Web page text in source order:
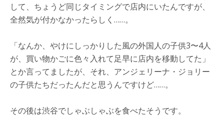
して、ちょうど同じタイミングで店内にいたんですが、
全然気が付かなかったらしく……。
「なんか、やけにしっかりした風の外国人の子供3〜4人
が、買い物かごに色々入れて足早に店内を移動してた」
とか言ってましたが、それ、アンジェリーナ・ジョリー
の子供たちだったんだと思うんですけど……。
その後は渋谷でしゃぶしゃぶを食べたそうです。